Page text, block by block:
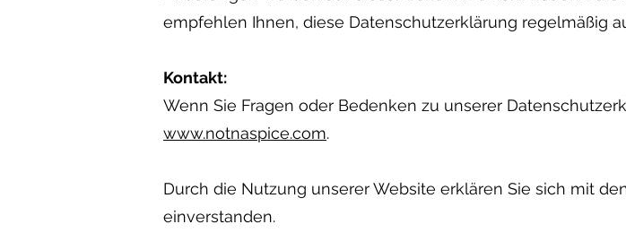
empfehlen Ihnen, diese Datenschutzerklärung regelmäßig
Kontakt:
Wenn Sie Fragen oder Bedenken zu unserer
www.notnaspice.com.
Durch die Nutzung unserer Website erklären Sie sich mit
einverstanden.